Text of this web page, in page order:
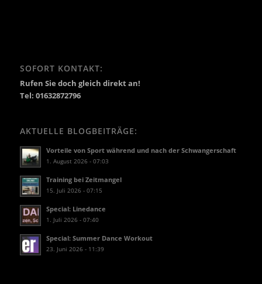
SOFORT KONTAKT:
Rufen Sie doch gleich direkt an!
Tel: 01632872796
AKTUELLE BLOGBEITRÄGE:
Vorteile von Sport während und nach der Schwangerschaft
1. August 2026 - 07:03
Training bei Zeitmangel
15. Juli 2026 - 07:15
Special: Linedance
1. Juli 2026 - 07:40
Special: Summer Dance Workout
23. Juni 2026 - 11:39